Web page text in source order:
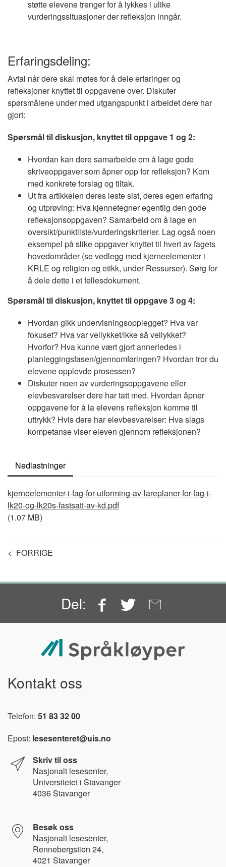
støtte elevene trenger for å lykkes i ulike
vurderingssituasjoner der refleksjon inngår.
Erfaringsdeling:
Avtal når dere skal møtes for å dele erfaringer og
refleksjoner knyttet til oppgavene over. Diskuter
spørsmålene under med utgangspunkt i arbeidet dere har
gjort:
Spørsmål til diskusjon, knyttet til oppgave 1 og 2:
Hvordan kan dere samarbeide om å lage gode
skriveoppgaver som åpner opp for refleksjon? Kom
med konkrete forslag og tiltak.
Ut fra artikkelen deres leste sist, deres egen erfaring
og utprøving: Hva kjennetegner egentlig den gode
refleksjonsoppgaven? Samarbeid om å lage en
oversikt/punktliste/vurderingskriterier. Lag også noen
eksempel på slike oppgaver knyttet til hvert av fagets
hovedområder (se vedlegg med kjerneelementer i
KRLE og religion og etikk, under Ressurser). Sørg for
å dele dette i et fellesdokument.
Spørsmål til diskusjon, knyttet til oppgave 3 og 4:
Hvordan gikk undervisningsopplegget? Hva var
fokuset? Hva var vellykket/ikke så vellykket?
Hvorfor? Hva kunne vært gjort annerledes i
planleggingsfasen/gjennomføringen? Hvordan tror du
elevene opplevde prosessen?
Diskuter noen av vurderingsoppgavene eller
elevbesvarelser dere har tatt med. Hvordan åpner
oppgavene for å la elevens refleksjon komme til
uttrykk? Hvis dere har elevbesvarelser: Hva slags
kompetanse viser eleven gjennom refleksjonen?
Nedlastninger
Document
kjerneelementer-i-fag-for-utforming-av-lareplaner-for-fag-i-
lk20-og-lk20s-fastsatt-av-kd.pdf
(1.07 MB)
< FORRIGE
Del: Facebook
Twitter
Kontakt oss
Telefon: 51 83 32 00
Epost: lesesenteret@uis.no
Skriv til oss
Nasjonalt lesesenter,
Universitetet i Stavanger
4036 Stavanger
Besøk oss
Nasjonalt lesesenter,
Rennebergstien 24,
4021 Stavanger